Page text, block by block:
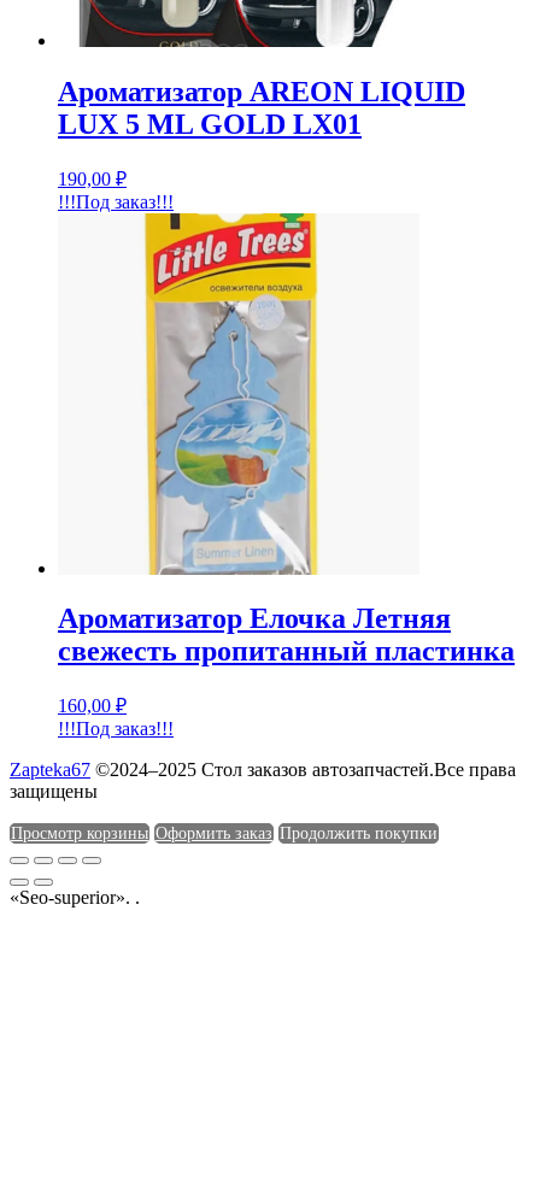
Ароматизатор AREON LIQUID
LUX 5 ML GOLD LX01
190,00 ₽
!!!Под заказ!!!
Ароматизатор Елочка Летняя
свежесть пропитанный пластинка
160,00 ₽
!!!Под заказ!!!
Zapteka67 ©2024–2025 Стол заказов автозапчастей.Все права
защищены
Просмотр корзины Оформить заказ Продолжить покупки
«Seo-superior». .